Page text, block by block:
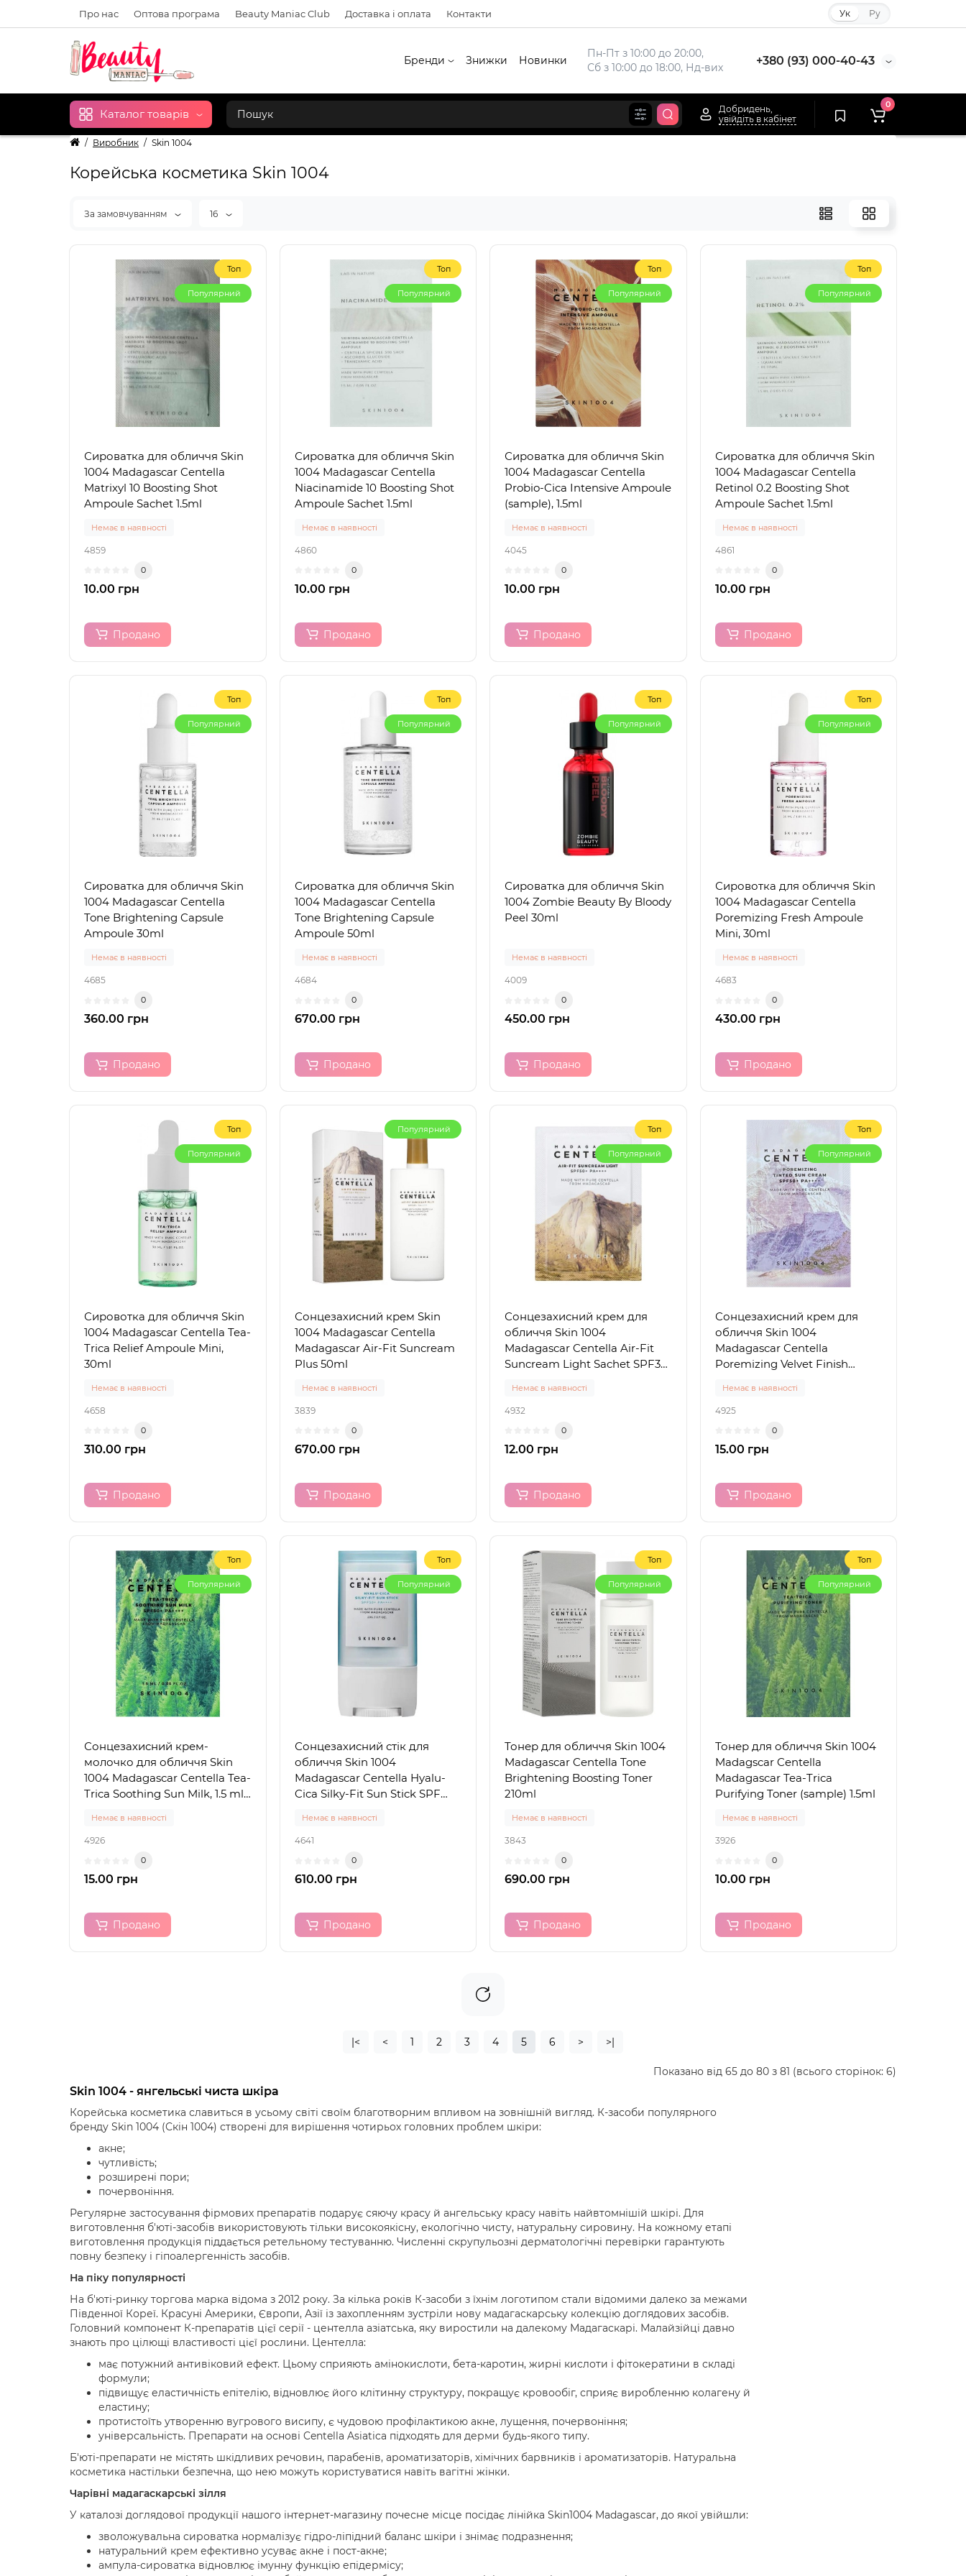
Про нас Оптова програма Beauty Maniac Club Доставка і оплата Контакти Ук Ру
Пн-Пт з 10:00 до 20:00,
Сб з 10:00 до 18:00, Нд-вих
+380 (93) 000-40-43
Бренди Знижки Новинки
Каталог товарів
Добридень,
увійдіть в кабінет
0
Виробник Skin 1004
Корейська косметика Skin 1004
За замовчуванням 16
Топ
Популярний
Сироватка для обличчя Skin
1004 Madagascar Centella
Matrixyl 10 Boosting Shot
Ampoule Sachet 1.5ml
Немає в наявності
4859
0
10.00 грн
Продано
Топ
Популярний
Сироватка для обличчя Skin
1004 Madagascar Centella
Niacinamide 10 Boosting Shot
Ampoule Sachet 1.5ml
Немає в наявності
4860
0
10.00 грн
Продано
Топ
Популярний
Сироватка для обличчя Skin
1004 Madagascar Centella
Probio-Cica Intensive Ampoule
(sample), 1.5ml
Немає в наявності
4045
0
10.00 грн
Продано
Топ
Популярний
Сироватка для обличчя Skin
1004 Madagascar Centella
Retinol 0.2 Boosting Shot
Ampoule Sachet 1.5ml
Немає в наявності
4861
0
10.00 грн
Продано
Топ
Популярний
Сироватка для обличчя Skin
1004 Madagascar Centella
Tone Brightening Capsule
Ampoule 30ml
Немає в наявності
4685
0
360.00 грн
Продано
Топ
Популярний
Сироватка для обличчя Skin
1004 Madagascar Centella
Tone Brightening Capsule
Ampoule 50ml
Немає в наявності
4684
0
670.00 грн
Продано
Топ
Популярний
Сироватка для обличчя Skin
1004 Zombie Beauty By Bloody
Peel 30ml
Немає в наявності
4009
0
450.00 грн
Продано
Топ
Популярний
Сировотка для обличчя Skin
1004 Madagascar Centella
Poremizing Fresh Ampoule
Mini, 30ml
Немає в наявності
4683
0
430.00 грн
Продано
Топ
Популярний
Сировотка для обличчя Skin
1004 Madagascar Centella Tea-
Trica Relief Ampoule Mini,
30ml
Немає в наявності
4658
0
310.00 грн
Продано
Популярний
Сонцезахисний крем Skin
1004 Madagascar Centella
Madagascar Air-Fit Suncream
Plus 50ml
Немає в наявності
3839
0
670.00 грн
Продано
Топ
Популярний
Сонцезахисний крем для
обличчя Skin 1004
Madagascar Centella Air-Fit
Suncream Light Sachet SPF30
Немає в наявності
4932
0
12.00 грн
Продано
Топ
Популярний
Сонцезахисний крем для
обличчя Skin 1004
Madagascar Centella
Poremizing Velvet Finish
Немає в наявності
4925
0
15.00 грн
Продано
Топ
Популярний
Сонцезахисний крем-
молочко для обличчя Skin
1004 Madagascar Centella Tea-
Trica Soothing Sun Milk, 1.5 ml
Немає в наявності
4926
0
15.00 грн
Продано
Топ
Популярний
Сонцезахисний стік для
обличчя Skin 1004
Madagascar Centella Hyalu-
Cica Silky-Fit Sun Stick SPF
Немає в наявності
4641
0
610.00 грн
Продано
Топ
Популярний
Тонер для обличчя Skin 1004
Madagascar Centella Tone
Brightening Boosting Toner
210ml
Немає в наявності
3843
0
690.00 грн
Продано
Топ
Популярний
Тонер для обличчя Skin 1004
Madagscar Centella
Madagascar Tea-Trica
Purifying Toner (sample) 1.5ml
Немає в наявності
3926
0
10.00 грн
Продано
|< < 1 2 3 4 5 6 > >|
Показано від 65 до 80 з 81 (всього сторінок: 6)
Skin 1004 - янгельські чиста шкіра
Корейська косметика славиться в усьому світі своїм благотворним впливом на зовнішній вигляд. К-засоби популярного
бренду Skin 1004 (Скiн 1004) створені для вирішення чотирьох головних проблем шкіри:
акне;
чутливість;
розширені пори;
почервоніння.
Регулярне застосування фірмових препаратів подарує сяючу красу й ангельську красу навіть найвтомнішій шкірі. Для
виготовлення б'юті-засобів використовують тільки високоякісну, екологічно чисту, натуральну сировину. На кожному етапі
виготовлення продукція піддається ретельному тестуванню. Численні скрупульозні дерматологічні перевірки гарантують
повну безпеку і гіпоалергенність засобів.
На піку популярності
На б'юті-ринку торгова марка відома з 2012 року. За кілька років К-засоби з їхнім логотипом стали відомими далеко за межами
Південної Кореї. Красуні Америки, Європи, Азії із захопленням зустріли нову мадагаскарську колекцію доглядових засобів.
Головний компонент К-препаратів цієї серії - центелла азіатська, яку виростили на далекому Мадагаскарі. Малайзійці давно
знають про цілющі властивості цієї рослини. Центелла:
має потужний антивіковий ефект. Цьому сприяють амінокислоти, бета-каротин, жирні кислоти і фітокератини в складі
формули;
підвищує еластичність епітелію, відновлює його клітинну структуру, покращує кровообіг, сприяє виробленню колагену й
еластину;
протистоїть утворенню вугрового висипу, є чудовою профілактикою акне, лущення, почервоніння;
універсальність. Препарати на основі Centella Asiatica підходять для дерми будь-якого типу.
Б'юті-препарати не містять шкідливих речовин, парабенів, ароматизаторів, хімічних барвників і ароматизаторів. Натуральна
косметика настільки безпечна, що нею можуть користуватися навіть вагітні жінки.
Чарівні мадагаскарські зілля
У каталозі доглядової продукції нашого інтернет-магазину почесне місце посідає лінійка Skin1004 Madagascar, до якої увійшли:
зволожувальна сироватка нормалізує гідро-ліпідний баланс шкіри і знімає подразнення;
натуральний крем ефективно усуває акне і пост-акне;
ампула-сироватка відновлює імунну функцію епідермісу;